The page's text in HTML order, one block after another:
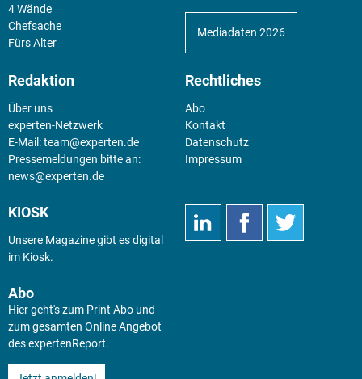
4 Wände
Chefsache
Fürs Alter
Mediadaten 2026
Redaktion
Über uns
experten-Netzwerk
E-Mail:team@experten.de
Pressemeldungen bitte an:
news@experten.de
Rechtliches
Abo
Kontakt
Datenschutz
Impressum
KIOSK
Unsere Magazine gibt es digital
im Kiosk.
Abo
Hier geht's zum Print Abo und
zum gesamten Online Angebot
des expertenReport.